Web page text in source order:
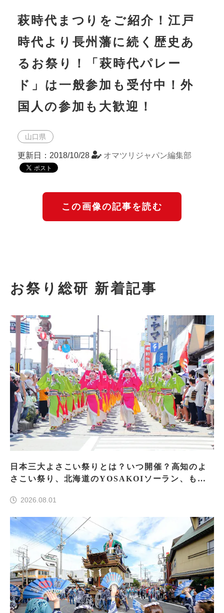
萩時代まつりをご紹介！江戸
時代より長州藩に続く歴史あ
るお祭り！「萩時代パレー
ド」は一般参加も受付中！外
国人の参加も大歓迎！
山口県
更新日：2018/10/28 オマツリジャパン編集部
この画像の記事を読む
お祭り総研 新着記事
日本三大よさこい祭りとは？いつ開催？高知のよ
さこい祭り、北海道のYOSAKOIソーラン、もう
2026.08.01